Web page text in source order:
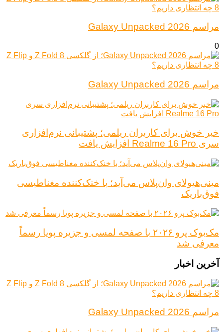
مراسم Galaxy Unpacked 2026
0
مراسم Galaxy Unpacked 2026
خبر خوش برای کاربران ریلمی؛ پشتیبانی نرم‌افزاری
سری Realme 16 Pro افزایش یافت
مینی‌هیولای وان‌پلاس می‌آید؛ با خنک‌کننده مغناطیسی
فوق‌باریک
مک‌بوک پرو ۲۰۲۶ با صفحه لمسی و جزیره پویا رسماً
معرفی شد
آخرین اخبار
مراسم Galaxy Unpacked 2026